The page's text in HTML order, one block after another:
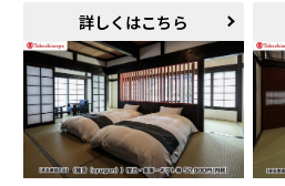
四国エリ
小豆島町（香川県）松山市
東温市（愛媛県）砥部町（愛
九州エリア
詳しくはこちら